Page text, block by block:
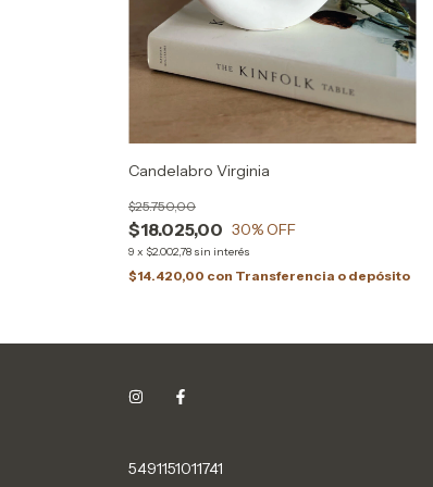
Candelabro Virginia
$18.025,00
$25.750,00
30% OFF
9 x $2.002,78 sin interés
$14.420,00 con Transferencia o depósito
5491151011741